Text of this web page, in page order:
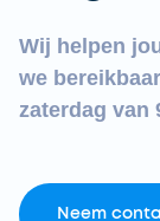
Wij helpen
we
zaterdag van
Neem